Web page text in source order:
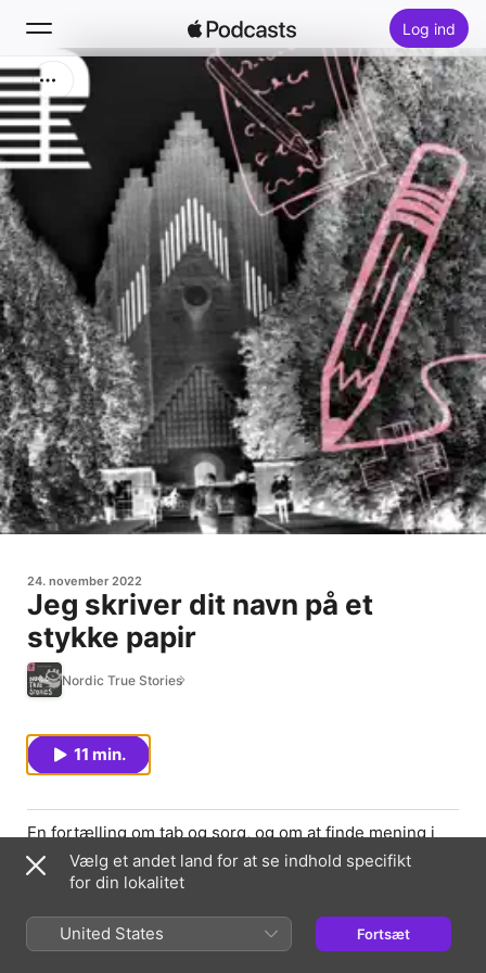
Log ind
Søg
Hjem
Hitlister
24. november 2022
Jeg skriver dit navn på et
stykke papir
Nordic True Stories
11 min.
En fortælling om tab og sorg, og om at finde mening i
det meningsløse af Simon Schmidt.
Episodewebside
Vælg et andet land for at se indhold specifikt
for din lokalitet
United States Fortsæt